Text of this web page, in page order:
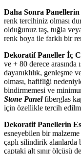
Daha Sonra
renk tercihiniz olması
olduğunuz taş, tuğla
renk boya ile farklı bir
Dekoratif Paneller İç
ve + 80 derece arasında
dayanıklılık, genleşme
olması, hafifliği
bindirmemesi ve
Stone Panelfiberglas
için özellikle tercih
Dekoratif Panellerin
esneyebilen bir
çaplı silindirik
çaptaki alt sınır ölçüsü